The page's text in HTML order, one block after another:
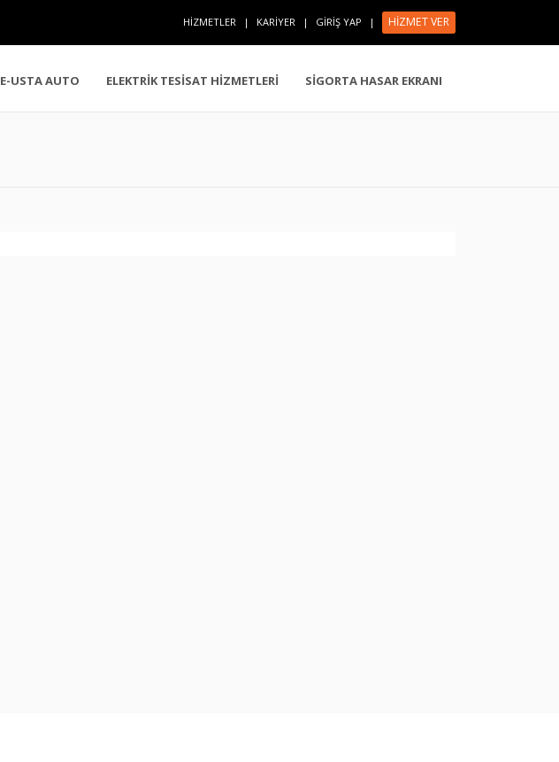
HİZMETLER | KARİYER | GİRİŞ YAP | HİZMET VER
E-USTA AUTO ELEKTRİK TESİSAT HİZMETLERİ SİGORTA HASAR EKRANI